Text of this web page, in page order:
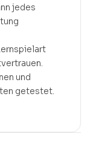
jedes
und
getestet.